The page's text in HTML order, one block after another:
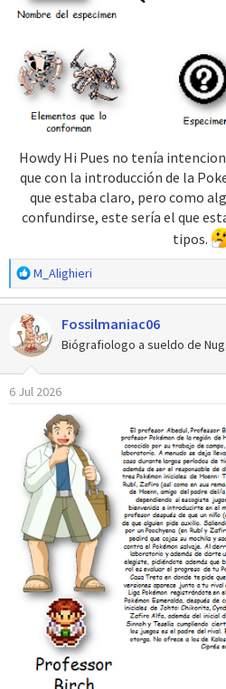
Howdy Hi Pues no tenía
que con la introducción de la
que estaba claro, pero como
confundirse, este sería el que
tipos.
R
e
a
c
c
i
o
n
M_Alighieri
Fossilmaniac06
Biógrafiologo a sueldo de
6 Jul 2026